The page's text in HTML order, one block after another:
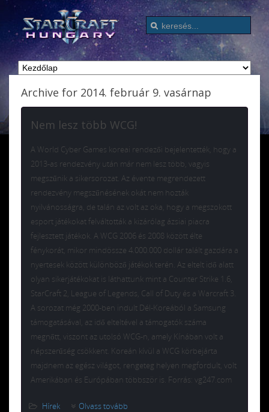
Archive for 2014. február 9. vasárnap
Nem lesz több WCG!
A World Cyber Games koreai rendezői bejelentették, hogy a
2013-as rendezvény után már nem lesz több, vagyis
megszűnik a sikersorozat. Az évente megrendezett
rendezvény megszűnésének okát nem hozták
nyilvánosságra, de talán az volt az oka, hogy a megszokott
esport játékokat felváltották a kizárólag ázsiai piacra
fejlesztett játékok. A WCG 2006 és 2008 között élte
fénykorát, mikor mindössze 4.000.000 dollár talált gazdára a
nyertesek között különböző játékok terén. Az eltelt idő alatt
olyan sikerjátékokat is láthattunk mint a Counter Strike 1.6,
StarCraft 2, League of Legends, Call of Duty és a Warcraft 3.
A sorozat még 2000-ben indult Dél-Koreából a Samsung
támogatásával, az idő elteltével a támogatók száma
megnőtt, viszont az utolsó WCG-n, amely Kínában volt a
népszerűség csökkent. Koreán kívül a WCG körbejárta
majdnem az egész világot, rengeteg helyen megfordult, volt
Amerikában és Európában többször is. Forrás: vg247.com
Hírek Olvass tovább